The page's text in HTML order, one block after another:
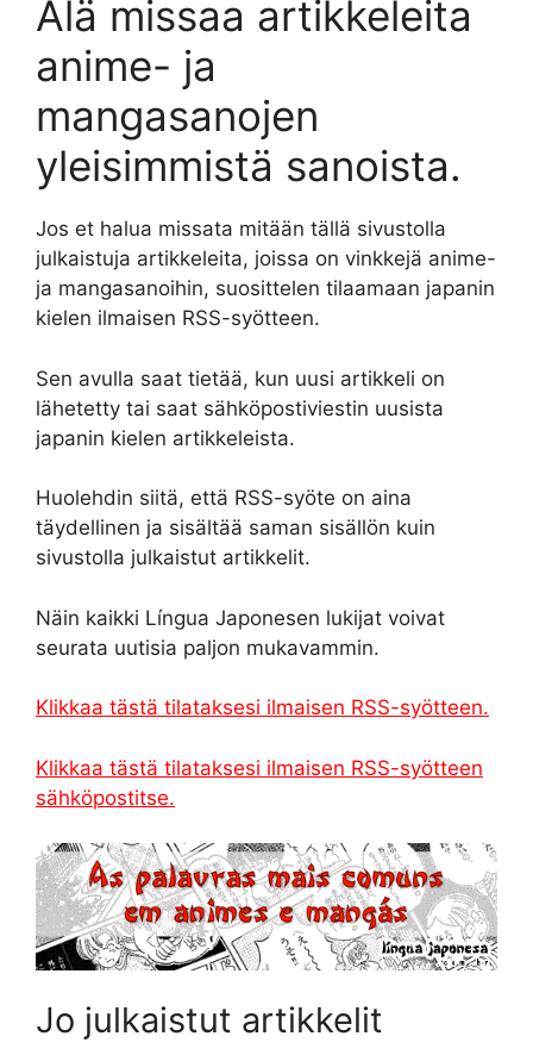
Älä missaa artikkeleita
anime- ja
mangasanojen
yleisimmistä sanoista.
Jos et halua missata mitään tällä sivustolla
julkaistuja artikkeleita, joissa on vinkkejä anime-
ja mangasanoihin, suosittelen tilaamaan japanin
kielen ilmaisen RSS-syötteen.
Sen avulla saat tietää, kun uusi artikkeli on
lähetetty tai saat sähköpostiviestin uusista
japanin kielen artikkeleista.
Huolehdin siitä, että RSS-syöte on aina
täydellinen ja sisältää saman sisällön kuin
sivustolla julkaistut artikkelit.
Näin kaikki Língua Japonesen lukijat voivat
seurata uutisia paljon mukavammin.
Klikkaa tästä tilataksesi ilmaisen RSS-syötteen.
Klikkaa tästä tilataksesi ilmaisen RSS-syötteen
sähköpostitse.
Jo julkaistut artikkelit